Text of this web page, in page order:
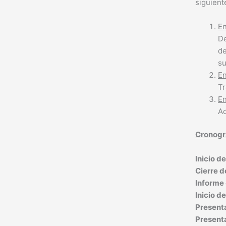
Inicio
Cierre
Inicio